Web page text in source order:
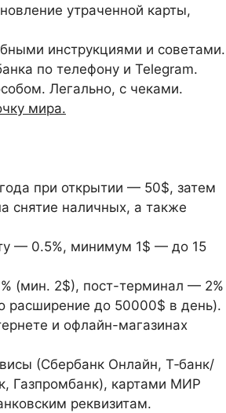
утраченной карты,
инструкциями и советами.
по телефону и Telegram.
Легально, с чеками.
мира.
при открытии — 50$, затем
снятие наличных, а также
— 0.5%, минимум 1$ — до 15
(мин. 2$), пост-терминал — 2%
расширение до 50000$ в день).
и офлайн-магазинах
(Сбербанк Онлайн, Т‑банк/
Газпромбанк), картами МИР
реквизитам.